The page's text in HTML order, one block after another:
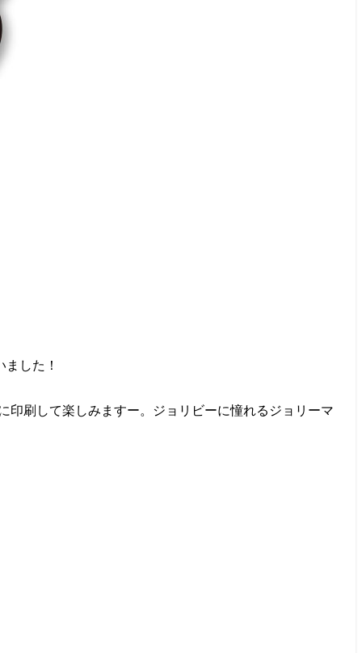
した！
刷して楽しみますー。ジョリビーに憧れるジョリーマ